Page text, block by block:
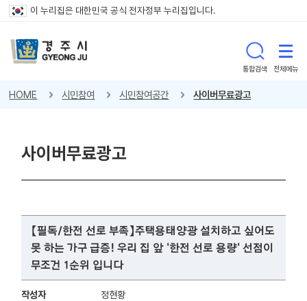
이 누리집은 대한민국 공식 전자정부 누리집입니다.
통합검색 전체메뉴
HOME 시민참여 시민참여공간 사이버무료광고
사이버무료광고
【필독/한전 선로 부족】주택용태양광 설치하고 싶어도
못 하는 가구 급증! 우리 집 앞 '한전 선로 용량' 선점이
무조건 1순위 입니다
작성자
정현황